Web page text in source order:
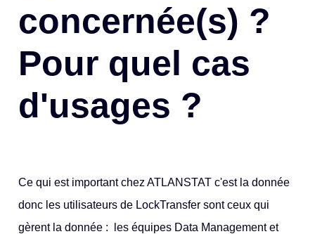
concernée(s) ?
Pour quel cas
d'usages ?
Ce qui est important chez ATLANSTAT c'est la donnée
donc les utilisateurs de LockTransfer sont ceux qui
gèrent la donnée : les équipes Data Management et